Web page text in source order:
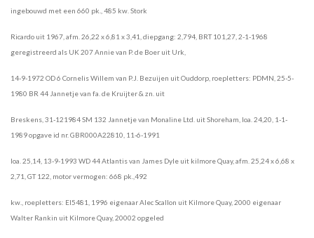
ingebouwd met een 660 pk., 485 kw. Stork
Ricardo uit 1967, afm. 26,22 x 6,81 x 3,41, diepgang: 2,794, BRT 101,27, 2-1-1968
geregistreerd als UK 207 Annie van P. de Boer uit Urk,
14-9-1972 OD 6 Cornelis Willem van P.J. Bezuijen uit Ouddorp, roepletters: PDMN, 25-5-
1980 BR 44 Jannetje van fa. de Kruijter & zn. uit
Breskens, 31-121984 SM 132 Jannetje van Monaline Ltd. uit Shoreham, loa. 24,20, 1-1-
1989 opgave id nr. GBR000A22810, 11-6-1991
loa. 25,14, 13-9-1993 WD 44 Atlantis van James Dyle uit kilmore Quay, afm. 25,24 x 6,68 x
2,71, GT 122, motor vermogen: 668 pk.,492
kw., roepletters: EI5481, 1996 eigenaar Alec Scallon uit Kilmore Quay, 2000 eigenaar
Walter Rankin uit Kilmore Quay, 20002 opgeled